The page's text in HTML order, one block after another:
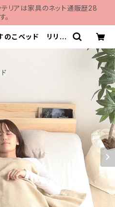
テリアは家具のネット通販歴28
のこベッド リリッ